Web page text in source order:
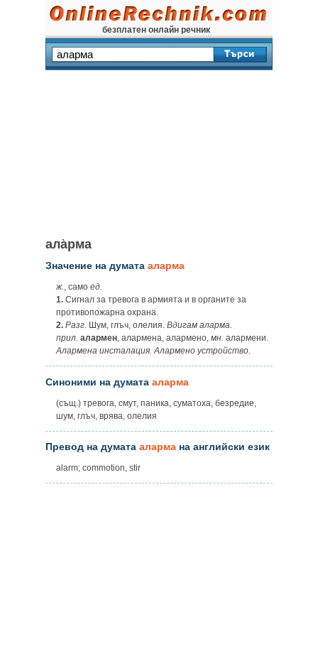
безплатен онлайн речник
ала̀рма
Значение на думата аларма
ж., само ед.
1. Сигнал за тревога в армията и в органите за
противопожарна охрана.
2. Разг. Шум, глъч, олелия. Вдигам аларма.
прил. алармен, алармена, алармено, мн. алармени.
Алармена инсталация. Алармено устройство.
Синоними на думата аларма
(същ.) тревога, смут, паника, суматоха, безредие,
шум, глъч, врява, олелия
Превод на думата аларма на английски език
alarm; commotion, stir